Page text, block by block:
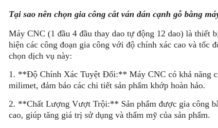
Tại sao nên chọn gia công cắt ván dán cạnh gỗ bằng
Máy CNC (1 đầu 4 đầu thay dao tự động 12 dao) là thiết
hiện các công đoạn gia công với độ chính xác cao và tốc
chọn dịch vụ này:
1. **Độ Chính Xác Tuyệt Đối:** Máy CNC có khả năng
milimet, đảm bảo các chi tiết sản phẩm khớp hoàn hảo.
2. **Chất Lượng Vượt Trội:** Sản phẩm được gia công
cao, giúp tăng giá trị sử dụng và thẩm mỹ của sản phẩm.